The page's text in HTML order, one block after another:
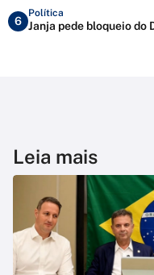
6
Política
Janja pede bloqueio do
Leia mais